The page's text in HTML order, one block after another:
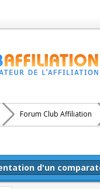
Forum Club Affiliation
d'un